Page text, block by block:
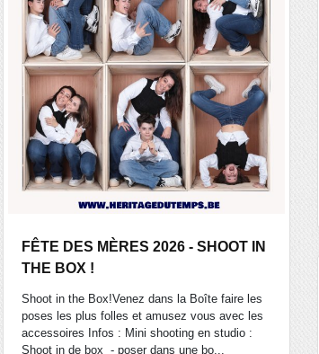
FÊTE DES MÈRES 2026 - SHOOT IN
THE BOX !
Shoot in the Box!Venez dans la Boîte faire les
poses les plus folles et amusez vous avec les
accessoires Infos : Mini shooting en studio :
Shoot in de box - poser dans une bo...